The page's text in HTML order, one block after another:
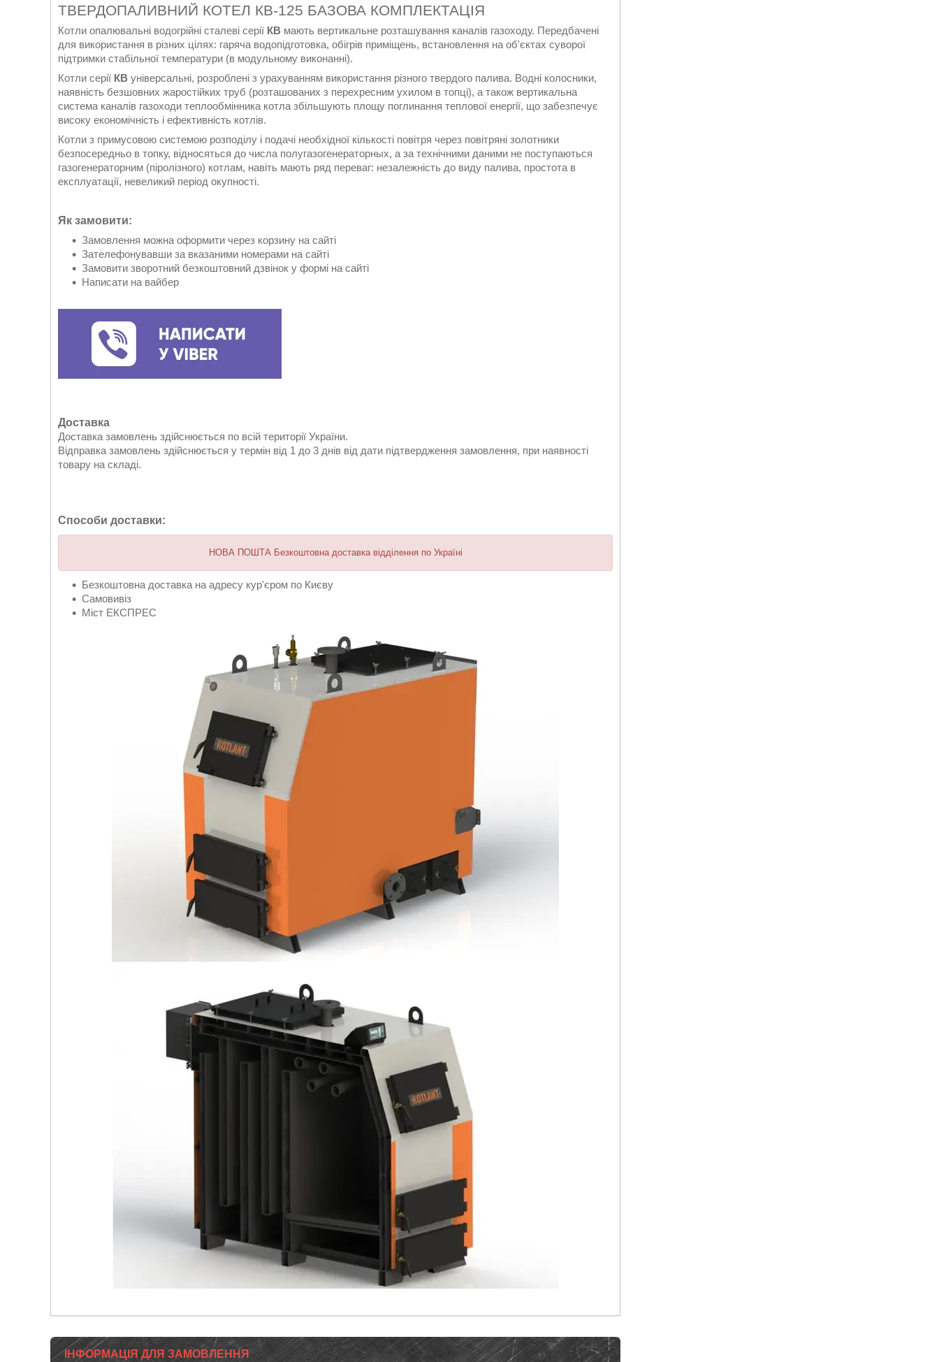
ТВЕРДОПАЛИВНИЙ КОТЕЛ КВ-125 БАЗОВА КОМПЛЕКТАЦІЯ
Котли опалювальні водогрійні сталеві серії КВ мають вертикальне розташування каналів газоходу. Передбачені
для використання в різних цілях: гаряча водопідготовка, обігрів приміщень, встановлення на об'єктах суворої
підтримки стабільної температури (в модульному виконанні).
Котли серії КВ універсальні, розроблені з урахуванням використання різного твердого палива. Водні колосники,
наявність безшовних жаростійких труб (розташованих з перехресним ухилом в топці), а також вертикальна
система каналів газоходи теплообмінника котла збільшують площу поглинання теплової енергії, що забезпечує
високу економічність і ефективність котлів.
Котли з примусовою системою розподілу і подачі необхідної кількості повітря через повітряні золотники
безпосередньо в топку, відносяться до числа полугазогенераторных, а за технічними даними не поступаються
газогенераторним (піролізного) котлам, навіть мають ряд переваг: незалежність до виду палива, простота в
експлуатації, невеликий період окупності.
Як замовити:
Замовлення можна оформити через корзину на сайті
Зателефонувавши за вказаними номерами на сайті
Замовити зворотний безкоштовний дзвінок у формі на сайті
Написати на вайбер
Доставка
Доставка замовлень здійснюється по всій території України.
Відправка замовлень здійснюється у термін від 1 до 3 днів від дати підтвердження замовлення, при наявності
товару на складі.
Способи доставки:
НОВА ПОШТА Безкоштовна доставка відділення по Україні
Безкоштовна доставка на адресу кур'єром по Києву
Самовивіз
Міст ЕКСПРЕС
ІНФОРМАЦІЯ ДЛЯ ЗАМОВЛЕННЯ